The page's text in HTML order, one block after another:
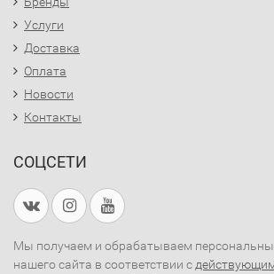
Услуги
Доставка
Оплата
Новости
Контакты
СОЦСЕТИ
Мы получаем и обрабатываем
нашего сайта в соответствии с